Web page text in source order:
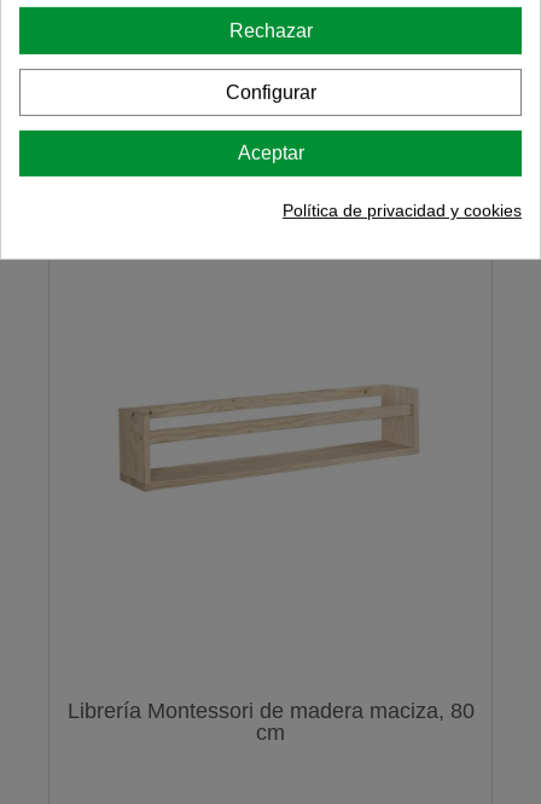
16,00 €
Librería Montessori de madera maciza, 80
cm
Rechazar
Configurar
Aceptar
Política de privacidad y cookies